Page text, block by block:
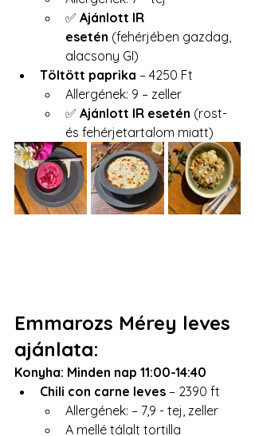
✅ Ajánlott IR
esetén (fehérjében gazdag,
alacsony GI)
Töltött paprika – 4250 Ft
Allergének: 9 – zeller
✅ Ajánlott IR esetén (rost-
és fehérjetartalom miatt)
Emmarozs Mérey leves
ajánlata:
Konyha: Minden nap 11:00-14:40
Chili con carne leves – 2390 ft
Allergének: – 7,9 - tej, zeller
A mellé tálalt tortilla